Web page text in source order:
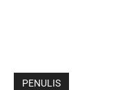
PENULIS